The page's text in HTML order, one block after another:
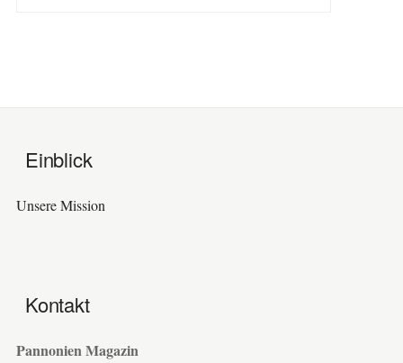
Einblick
Unsere Mission
Kontakt
Pannonien Magazin